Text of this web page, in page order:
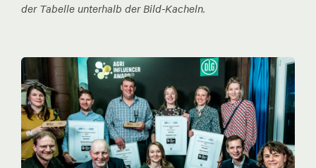
der Tabelle unterhalb der Bild-Kacheln.